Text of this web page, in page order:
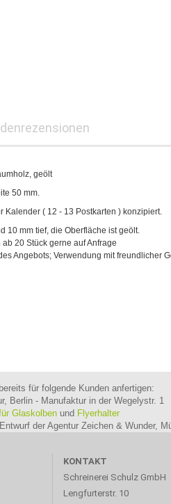
geölt
50 mm.
Kalender ( 12 - 13 Postkarten ) konzipiert.
10 mm tief, die Oberfläche ist geölt.
20 Stück gerne auf Anfrage
Angebots; Verwendung mit freundlicher
für folgende Kunden anfertigen:
Berlin - Manufaktur in der Wegelystr. 1
Glaskolben und Flyerhalter
der Agentur Zeichen & Wunder,
KONTAKT
Schreinerei Schulz GmbH
Lengfurterstr. 10